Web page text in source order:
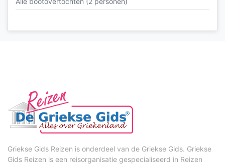
Griekse Gids Reizen is onderdeel van de Griekse Gids. Griekse
Gids Reizen is een reisorganisatie gespecialiseerd in Reizen